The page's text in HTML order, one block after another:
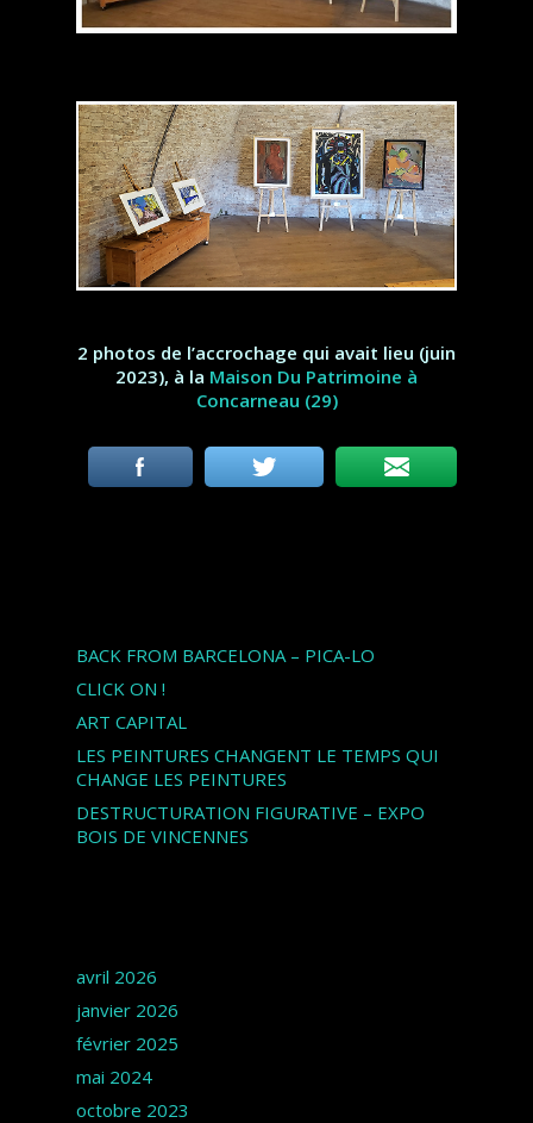
2 photos de l’accrochage qui avait lieu (juin
2023), à la Maison Du Patrimoine à
Concarneau (29)
BACK FROM BARCELONA – PICA-LO
CLICK ON !
ART CAPITAL
LES PEINTURES CHANGENT LE TEMPS QUI
CHANGE LES PEINTURES
DESTRUCTURATION FIGURATIVE – EXPO
BOIS DE VINCENNES
avril 2026
janvier 2026
février 2025
mai 2024
octobre 2023